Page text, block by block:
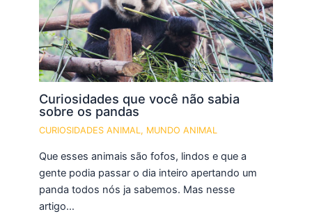
Curiosidades que você não sabia
sobre os pandas
CURIOSIDADES ANIMAL , MUNDO ANIMAL
Que esses animais são fofos, lindos e que a
gente podia passar o dia inteiro apertando um
panda todos nós ja sabemos. Mas nesse
artigo…